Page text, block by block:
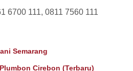
6700 111, 0811 7560 111
Semarang
Cirebon (Terbaru)